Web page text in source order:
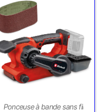
Ponceuse à bande sans fil